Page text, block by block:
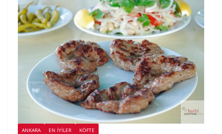
ANKARA EN İYILER KÖFTE